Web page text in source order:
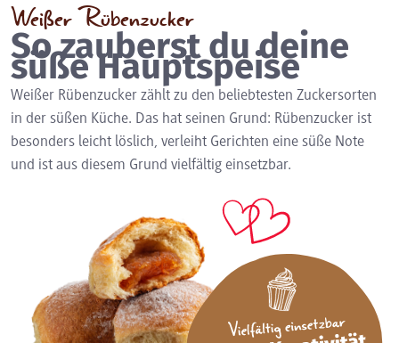
Weißer Rübenzucker
So zauberst du deine
süße Hauptspeise
Weißer Rübenzucker zählt zu den beliebtesten Zuckersorten
in der süßen Küche. Das hat seinen Grund: Rübenzucker ist
besonders leicht löslich, verleiht Gerichten eine süße Note
und ist aus diesem Grund vielfältig einsetzbar.